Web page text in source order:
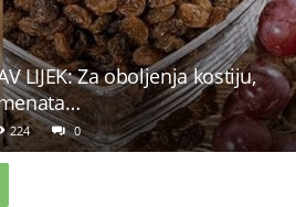
LIJEK: Za oboljenja kostiju,
224 0